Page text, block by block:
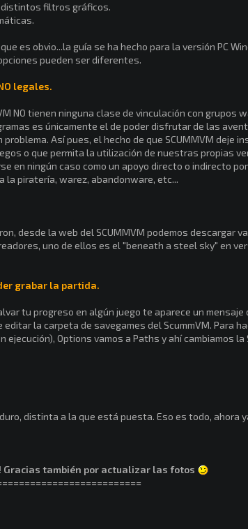
filtros gráficos.
es obvio...la guía se ha hecho para la versión PC
pueden ser diferentes.
legales.
NO tienen ninguna clase de vinculación con grupos
es únicamente el de poder disfrutar de las
Así pues, el hecho de que SCUMMVM deje
o que permita la utilización de nuestras propias
en ningún caso como un apoyo directo o indirecto
la piratería, warez, abandonware, etc...
desde la web del SCUMMVM podemos descargar
uno de ellos es el "beneath a steel sky" en
grabar la partida.
tu progreso en algún juego te aparece un mensaje
la carpeta de savegames del ScummVM. Para
ejecución), Options vamos a Paths y ahí cambiamos la
distinta a la que está puesta. Eso es todo, ahora
Gracias también por actualizar las fotos